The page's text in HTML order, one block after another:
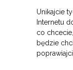
Unikajcie
Internetu
co
będzie